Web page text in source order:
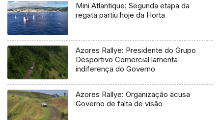
Mini Atlantique: Segunda etapa da
regata partiu hoje da Horta
Azores Rallye: Presidente do Grupo
Desportivo Comercial lamenta
indiferença do Governo
Azores Rallye: Organização acusa
Governo de falta de visão